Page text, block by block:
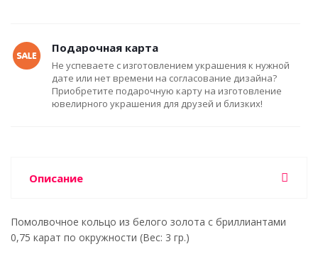
Подарочная карта
Не успеваете с изготовлением украшения к нужной
дате или нет времени на согласование дизайна?
Приобретите подарочную карту на изготовление
ювелирного украшения для друзей и близких!
Описание
Помолвочное кольцо из белого золота с бриллиантами
0,75 карат по окружности (Вес: 3 гр.)